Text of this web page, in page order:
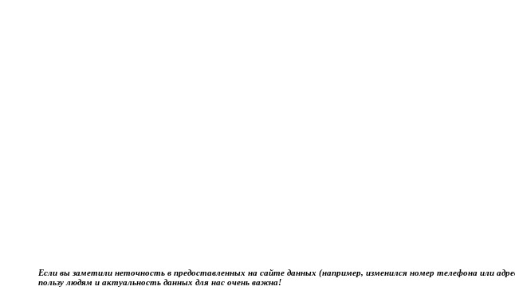
Если вы заметили неточность в предоставленных на сайте данных (например, изменился номер телефона или
пользу людям и актуальность данных для нас очень важна!